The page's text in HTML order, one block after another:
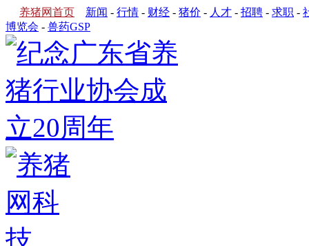
养猪网首页 新闻 - 行情 - 财经 - 猪价 - 人才 - 招聘 - 求职 -
博览会 - 兽药GSP